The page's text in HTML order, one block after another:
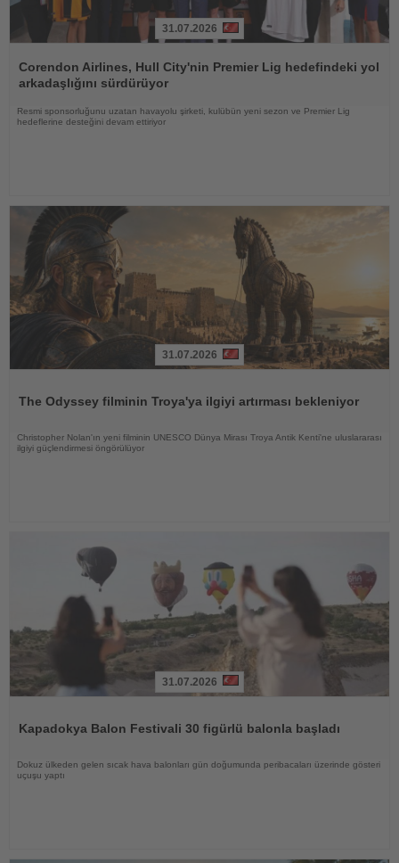
Oku
31.07.2026
Corendon Airlines, Hull City'nin Premier Lig hedefindeki yol
arkadaşlığını sürdürüyor
Resmi sponsorluğunu uzatan havayolu şirketi, kulübün yeni sezon ve Premier Lig
hedeflerine desteğini devam ettiriyor
31.07.2026
The Odyssey filminin Troya'ya ilgiyi artırması bekleniyor
Christopher Nolan'ın yeni filminin UNESCO Dünya Mirası Troya Antik Kenti'ne uluslararası
ilgiyi güçlendirmesi öngörülüyor
31.07.2026
Kapadokya Balon Festivali 30 figürlü balonla başladı
Dokuz ülkeden gelen sıcak hava balonları gün doğumunda peribacaları üzerinde gösteri
uçuşu yaptı